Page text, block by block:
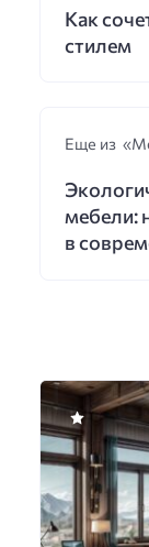
Как
стилем
Еще из
мебели:
в